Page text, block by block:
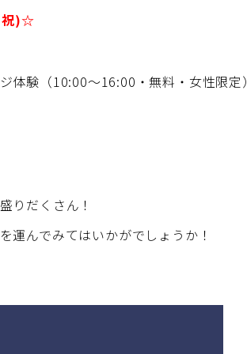
祝)☆
体験（10:00～16:00・無料・女性限定）
りだくさん！
運んでみてはいかがでしょうか！